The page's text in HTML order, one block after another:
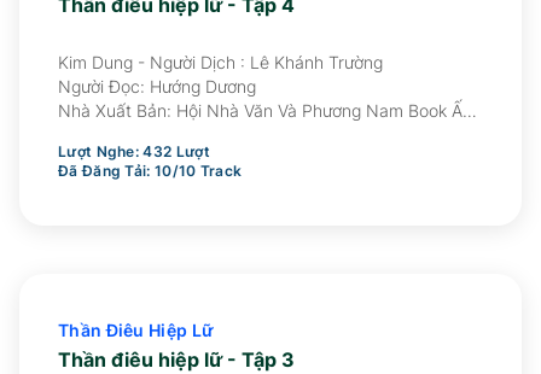
Thần điêu hiệp lữ - Tập 4
Kim Dung - Người Dịch : Lê Khánh Trường
Người Đọc: Hướng Dương
Nhà Xuất Bản: Hội Nhà Văn Và Phương Nam Book Ấn
Lượt Nghe:432 Lượt
Đã Đăng Tải:10/10 Track
Thần Điêu Hiệp Lữ
Thần điêu hiệp lữ - Tập 3